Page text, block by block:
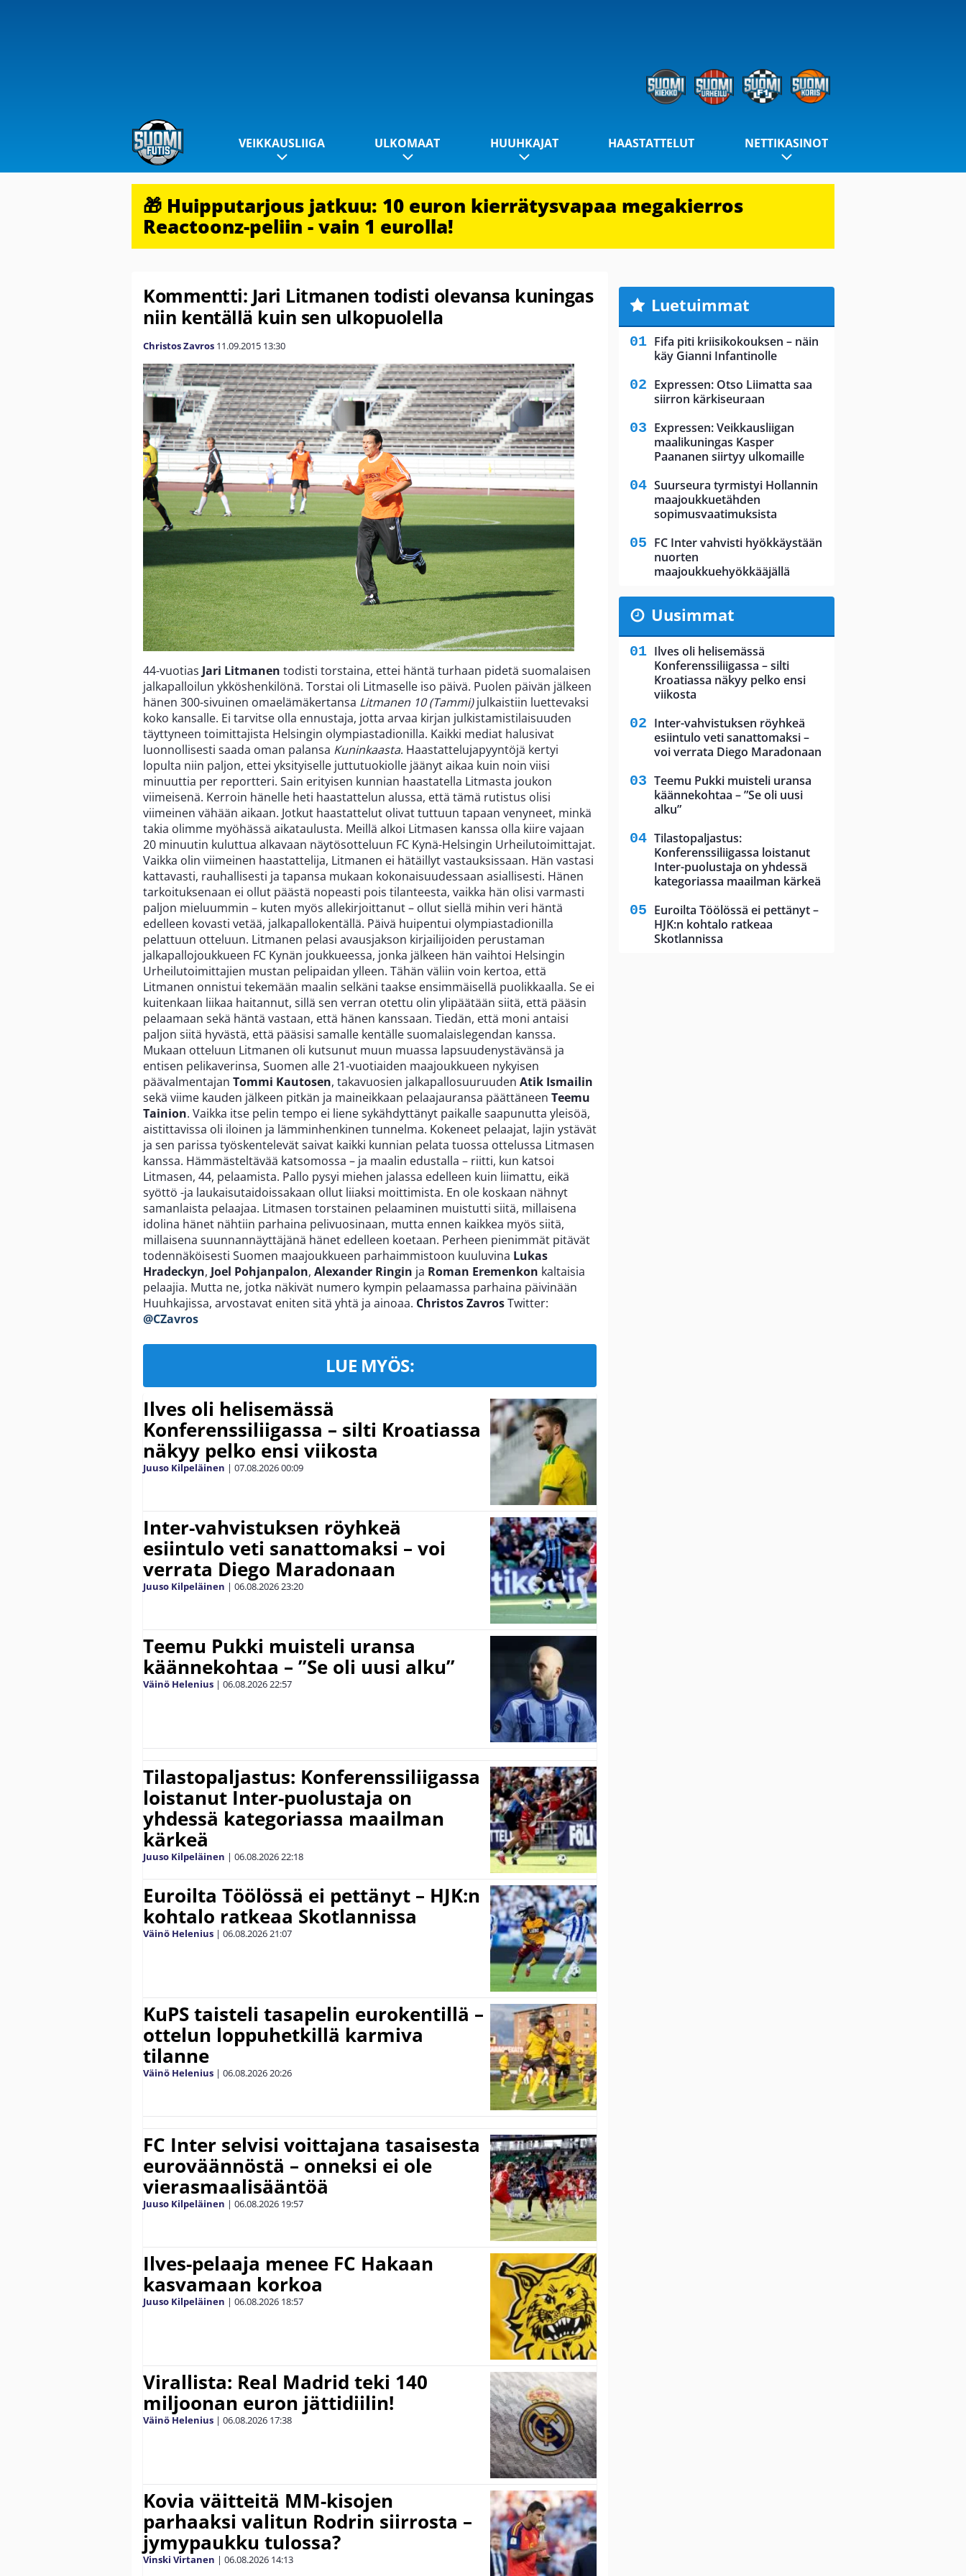
VEIKKAUSLIIGA ULKOMAAT HUUHKAJAT HAASTATTELUT NETTIKASINOT
🎁 Huipputarjous jatkuu: 10 euron kierrätysvapaa megakierros
Reactoonz-peliin - vain 1 eurolla!
Kommentti: Jari Litmanen todisti olevansa kuningas
niin kentällä kuin sen ulkopuolella
Christos Zavros 11.09.2015 13:30
44-vuotias Jari Litmanen todisti torstaina, ettei häntä turhaan pidetä suomalaisen
jalkapalloilun ykköshenkilönä. Torstai oli Litmaselle iso päivä. Puolen päivän jälkeen
hänen 300-sivuinen omaelämäkertansa Litmanen 10 (Tammi)julkaistiin luettevaksi
koko kansalle. Ei tarvitse olla ennustaja, jotta arvaa kirjan julkistamistilaisuuden
täyttyneen toimittajista Helsingin olympiastadionilla. Kaikki mediat halusivat
luonnollisesti saada oman palansa Kuninkaasta. Haastattelujapyyntöjä kertyi
lopulta niin paljon, ettei yksityiselle juttutuokiolle jäänyt aikaa kuin noin viisi
minuuttia per reportteri. Sain erityisen kunnian haastatella Litmasta joukon
viimeisenä. Kerroin hänelle heti haastattelun alussa, että tämä rutistus olisi
viimeinen vähään aikaan. Jotkut haastattelut olivat tuttuun tapaan venyneet, minkä
takia olimme myöhässä aikataulusta. Meillä alkoi Litmasen kanssa olla kiire vajaan
20 minuutin kuluttua alkavaan näytösotteluun FC Kynä-Helsingin Urheilutoimittajat.
Vaikka olin viimeinen haastattelija, Litmanen ei hätäillyt vastauksissaan. Hän vastasi
kattavasti, rauhallisesti ja tapansa mukaan kokonaisuudessaan asiallisesti. Hänen
tarkoituksenaan ei ollut päästä nopeasti pois tilanteesta, vaikka hän olisi varmasti
paljon mieluummin – kuten myös allekirjoittanut – ollut siellä mihin veri häntä
edelleen kovasti vetää, jalkapallokentällä. Päivä huipentui olympiastadionilla
pelattuun otteluun. Litmanen pelasi avausjakson kirjailijoiden perustaman
jalkapallojoukkueen FC Kynän joukkueessa, jonka jälkeen hän vaihtoi Helsingin
Urheilutoimittajien mustan pelipaidan ylleen. Tähän väliin voin kertoa, että
Litmanen onnistui tekemään maalin selkäni taakse ensimmäisellä puolikkaalla. Se ei
kuitenkaan liikaa haitannut, sillä sen verran otettu olin ylipäätään siitä, että pääsin
pelaamaan sekä häntä vastaan, että hänen kanssaan. Tiedän, että moni antaisi
paljon siitä hyvästä, että pääsisi samalle kentälle suomalaislegendan kanssa.
Mukaan otteluun Litmanen oli kutsunut muun muassa lapsuudenystävänsä ja
entisen pelikaverinsa, Suomen alle 21-vuotiaiden maajoukkueen nykyisen
päävalmentajan Tommi Kautosen, takavuosien jalkapallosuuruuden Atik Ismailin
sekä viime kauden jälkeen pitkän ja maineikkaan pelaajauransa päättäneen Teemu
Tainion. Vaikka itse pelin tempo ei liene sykähdyttänyt paikalle saapunutta yleisöä,
aistittavissa oli iloinen ja lämminhenkinen tunnelma. Kokeneet pelaajat, lajin ystävät
ja sen parissa työskentelevät saivat kaikki kunnian pelata tuossa ottelussa Litmasen
kanssa. Hämmästeltävää katsomossa – ja maalin edustalla – riitti, kun katsoi
Litmasen, 44, pelaamista. Pallo pysyi miehen jalassa edelleen kuin liimattu, eikä
syöttö -ja laukaisutaidoissakaan ollut liiaksi moittimista. En ole koskaan nähnyt
samanlaista pelaajaa. Litmasen torstainen pelaaminen muistutti siitä, millaisena
idolina hänet nähtiin parhaina pelivuosinaan, mutta ennen kaikkea myös siitä,
millaisena suunnannäyttäjänä hänet edelleen koetaan. Perheen pienimmät pitävät
todennäköisesti Suomen maajoukkueen parhaimmistoon kuuluvina Lukas
Hradeckyn, Joel Pohjanpalon, Alexander Ringin ja Roman Eremenkon kaltaisia
pelaajia. Mutta ne, jotka näkivät numero kympin pelaamassa parhaina päivinään
Huuhkajissa, arvostavat eniten sitä yhtä ja ainoaa. Christos ZavrosTwitter:
@CZavros
LUE MYÖS:
Ilves oli helisemässä
Konferenssiliigassa – silti Kroatiassa
näkyy pelko ensi viikosta
Juuso Kilpeläinen | 07.08.202600:09
Inter-vahvistuksen röyhkeä
esiintulo veti sanattomaksi – voi
verrata Diego Maradonaan
Juuso Kilpeläinen | 06.08.202623:20
Teemu Pukki muisteli uransa
käännekohtaa – ”Se oli uusi alku”
Väinö Helenius | 06.08.202622:57
Tilastopaljastus: Konferenssiliigassa
loistanut Inter-puolustaja on
yhdessä kategoriassa maailman
kärkeä
Juuso Kilpeläinen | 06.08.202622:18
Euroilta Töölössä ei pettänyt – HJK:n
kohtalo ratkeaa Skotlannissa
Väinö Helenius | 06.08.202621:07
KuPS taisteli tasapelin eurokentillä –
ottelun loppuhetkillä karmiva
tilanne
Väinö Helenius | 06.08.202620:26
FC Inter selvisi voittajana tasaisesta
euroväännöstä – onneksi ei ole
vierasmaalisääntöä
Juuso Kilpeläinen | 06.08.2026 19:57
Ilves-pelaaja menee FC Hakaan
kasvamaan korkoa
Juuso Kilpeläinen | 06.08.2026 18:57
Virallista: Real Madrid teki 140
miljoonan euron jättidiilin!
Väinö Helenius | 06.08.2026 17:38
Kovia väitteitä MM-kisojen
parhaaksi valitun Rodrin siirrosta –
jymypaukku tulossa?
Vinski Virtanen | 06.08.2026 14:13
Luetuimmat
Fifa piti kriisikokouksen – näin
käy Gianni Infantinolle
Expressen: Otso Liimatta saa
siirron kärkiseuraan
Expressen: Veikkausliigan
maalikuningas Kasper
Paananen siirtyy ulkomaille
Suurseura tyrmistyi Hollannin
maajoukkuetähden
sopimusvaatimuksista
FC Inter vahvisti hyökkäystään
nuorten
maajoukkuehyökkääjällä
Uusimmat
Ilves oli helisemässä
Konferenssiliigassa – silti
Kroatiassa näkyy pelko ensi
viikosta
Inter-vahvistuksen röyhkeä
esiintulo veti sanattomaksi –
voi verrata Diego Maradonaan
Teemu Pukki muisteli uransa
käännekohtaa – ”Se oli uusi
alku”
Tilastopaljastus:
Konferenssiliigassa loistanut
Inter-puolustaja on yhdessä
kategoriassa maailman kärkeä
Euroilta Töölössä ei pettänyt –
HJK:n kohtalo ratkeaa
Skotlannissa